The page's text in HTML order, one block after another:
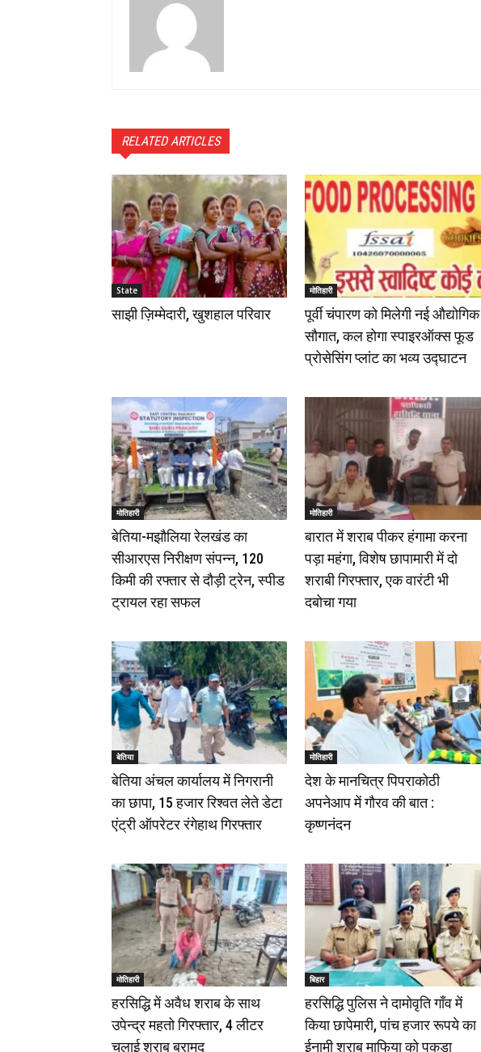
RELATED ARTICLES
State
साझी ज़िम्मेदारी, खुशहाल परिवार
मोतिहारी
पूर्वी चंपारण को मिलेगी नई औद्योगिक
सौगात, कल होगा स्पाइरऑक्स फूड
प्रोसेसिंग प्लांट का भव्य उद्घाटन
मोतिहारी
बेतिया-मझौलिया रेलखंड का
सीआरएस निरीक्षण संपन्न, 120
किमी की रफ्तार से दौड़ी ट्रेन, स्पीड
ट्रायल रहा सफल
मोतिहारी
बारात में शराब पीकर हंगामा करना
पड़ा महंगा, विशेष छापामारी में दो
शराबी गिरफ्तार, एक वारंटी भी
दबोचा गया
बेतिया
बेतिया अंचल कार्यालय में निगरानी
का छापा, 15 हजार रिश्वत लेते डेटा
एंट्री ऑपरेटर रंगेहाथ गिरफ्तार
मोतिहारी
देश के मानचित्र पिपराकोठी
अपनेआप में गौरव की बात :
कृष्णनंदन
मोतिहारी
हरसिद्धि में अवैध शराब के साथ
उपेन्द्र महतो गिरफ्तार, 4 लीटर
चुलाई शराब बरामद
बिहार
हरसिद्धि पुलिस ने दामोवृति गाँव में
किया छापेमारी, पांच हजार रूपये का
ईनामी शराब माफिया को पकड़ा